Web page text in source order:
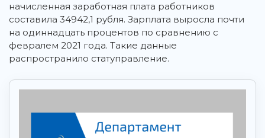
начисленная заработная плата работников
составила 34942,1 рубля. Зарплата выросла почти
на одиннадцать процентов по сравнению с
февралем 2021 года. Такие данные
распространило статуправление.